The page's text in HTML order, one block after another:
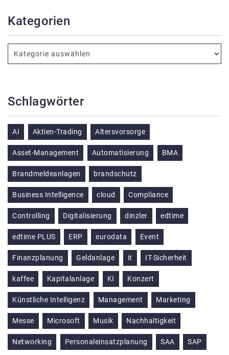
Kategorien
Schlagwörter
AI Aktien-Trading Altersvorsorge
Asset-Management Automatisierung BMA
Brandmeldeanlagen brandschutz
Business Intelligence cloud Compliance
Controlling Digitalisierung dinzler edtime
edtime PLUS ERP eurodata Event
Finanzplanung Geldanlage it IT-Sicherheit
kaffee Kapitalanlage KI Konzert
Künstliche Intelligenz Management Marketing
Messe Microsoft Musik Nachhaltigkeit
Networking Personaleinsatzplanung SAA SAP